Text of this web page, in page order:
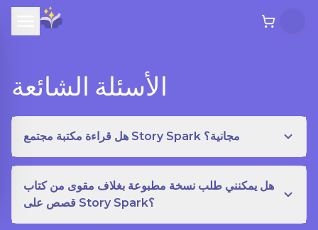
الأسئلة الشائعة
هل قراءة مكتبة مجتمع Story Spark مجانية؟
هل يمكنني طلب نسخة مطبوعة بغلاف مقوى من كتاب
قصص على Story Spark؟